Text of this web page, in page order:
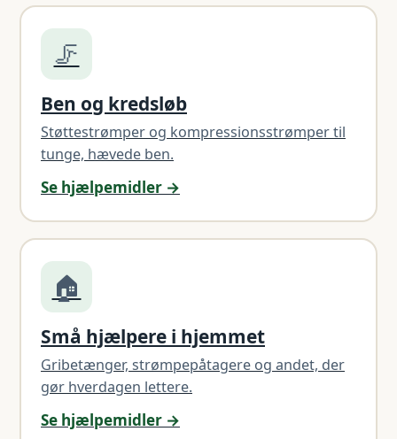
🦵
Ben og kredsløb
Støttestrømper og kompressionsstrømper til
tunge, hævede ben.
Se hjælpemidler →
🏠
Små hjælpere i hjemmet
Gribetænger, strømpepåtagere og andet, der
gør hverdagen lettere.
Se hjælpemidler →